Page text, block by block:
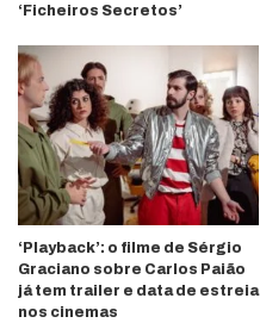
‘Ficheiros Secretos’
‘Playback’: o filme de Sérgio
Graciano sobre Carlos Paião
já tem trailer e data de estreia
nos cinemas